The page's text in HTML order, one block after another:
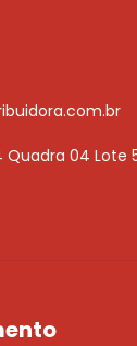
Quadra 04 Lote